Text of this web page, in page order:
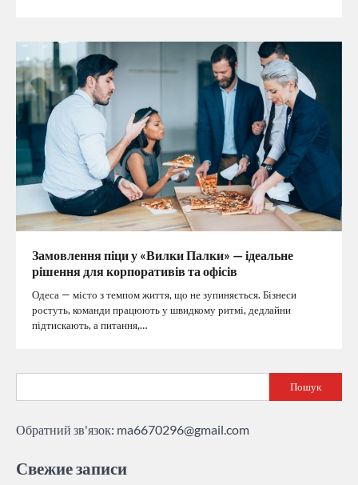
Замовлення піци у «Вилки Палки» — ідеальне
рішення для корпоративів та офісів
Одеса — місто з темпом життя, що не зупиняється. Бізнеси
ростуть, команди працюють у швидкому ритмі, дедлайни
підтискають, а питання,…
Пошук
Обратний зв'язок: ma6670296@gmail.com
Свежие записи